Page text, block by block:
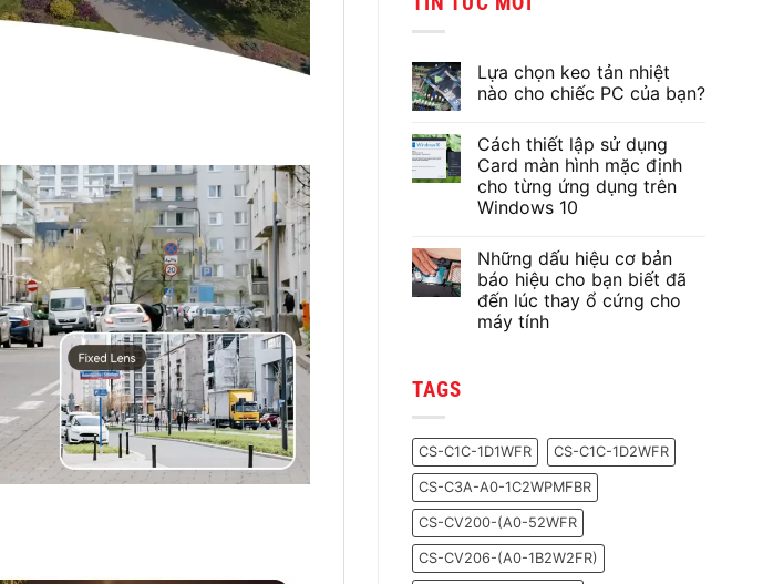
Lựa chọn keo tản nhiệt
nào cho chiếc PC của bạn?
bình
luận
ở
Lựa
chọn
keo
nào
cho
chiếc
PC
của
bạn?
Cách thiết lập sử dụng
Card màn hình mặc định
cho từng ứng dụng trên
Windows 10
bình
luận
ở
Cách
thiết
lập
cho
từng
ứng
dụng
trên
Windows
10
Những dấu hiệu cơ bản
báo hiệu cho bạn biết đã
đến lúc thay ổ cứng cho
máy tính
hiệu
cơ
bản
báo
hiệu
cho
bạn
biết
đã
đến
TAGS
CS-C1C-1D1WFR CS-C1C-1D2WFR
CS-C3A-A0-1C2WPMFBR
CS-CV200-(A0-52WFR
CS-CV206-(A0-1B2W2FR)